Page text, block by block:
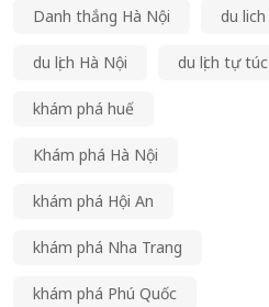
Danh thắng Hà Nội du lich
du lịch Hà Nội du lịch tự túc
khám phá huế
Khám phá Hà Nội
khám phá Hội An
khám phá Nha Trang
khám phá Phú Quốc